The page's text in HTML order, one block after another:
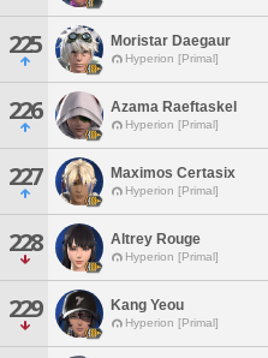
225 Moristar Daegaur
Hyperion [Primal]
226 Azama Raeftaskel
Hyperion [Primal]
227 Maximos Certasix
Hyperion [Primal]
228 Altrey Rouge
Hyperion [Primal]
229 Kang Yeou
Hyperion [Primal]